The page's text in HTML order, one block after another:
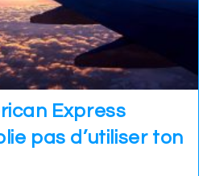
Express
pas d’utiliser ton